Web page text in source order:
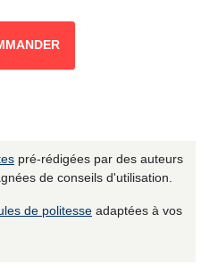
pré-rédigées par des auteurs
de conseils d'utilisation.
de politesse adaptées à vos